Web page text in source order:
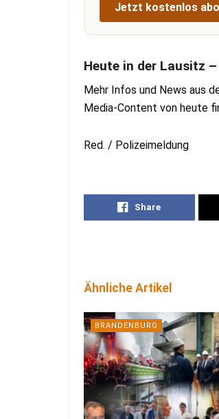
Jetzt kostenlos
Heute in der Lausitz
Mehr Infos und News aus
Media-Content von heute
Red. / Polizeimeldung
Share
Ähnliche Artikel
BRANDENBURG